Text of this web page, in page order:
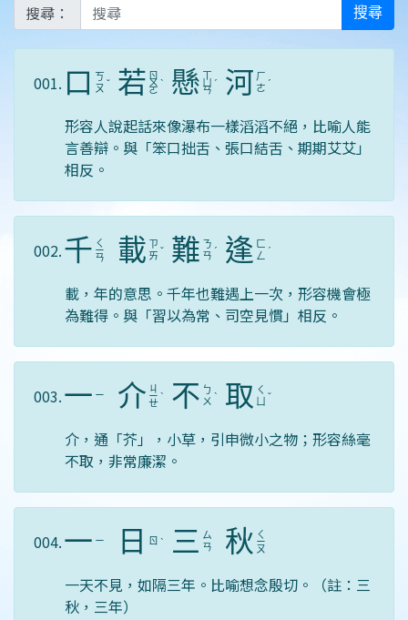
搜尋： 搜尋
001. 口 ㄎ
ㄡ ˇ 若 ㄖ
ㄨ
ㄛ
ˋ 懸 ㄒ
ㄩ
ㄢ
ˊ 河 ㄏ
ㄜ ˊ
形容人說起話來像瀑布一樣滔滔不絕，比喻人能
言善辯。與「笨口拙舌、張口結舌、期期艾艾」
相反。
002.千 ㄑ
ㄧ
ㄢ 載 ㄗ
ㄞ ˇ 難 ㄋ
ㄢ ˊ 逢 ㄈ
ㄥ ˊ
載，年的意思。千年也難遇上一次，形容機會極
為難得。與「習以為常、司空見慣」相反。
003.一 ㄧ 介 ㄐ
ㄧ
ㄝ
ˋ 不 ㄅ
ㄨ ˋ 取 ㄑ
ˇ
介，通「芥」，小草，引申微小之物；形容絲毫
不取，非常廉潔。
004.一 ㄧ 日 ㄖ ˋ 三 ㄙ
ㄢ
秋 ㄑ
ㄧ
ㄡ
一天不見，如隔三年。比喻想念殷切。（註：三
秋，三年）